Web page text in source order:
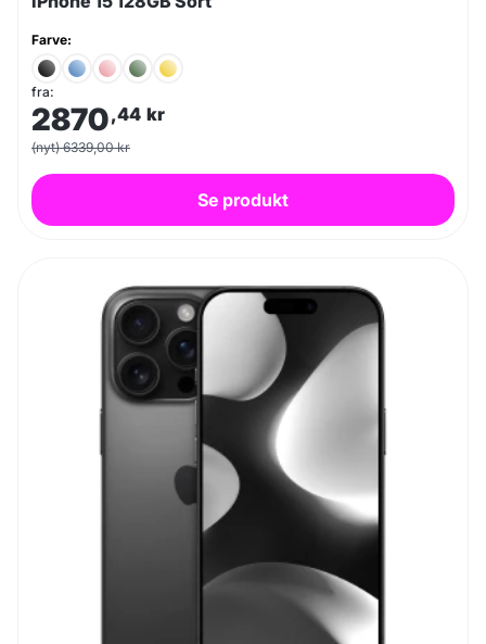
Farve:
fra:
2870,44 kr
(nyt) 6339,00 kr
Se produkt